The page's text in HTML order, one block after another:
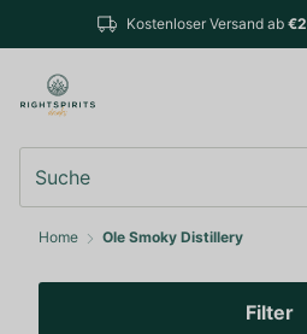
Netto Warenwert
Home Ole Smoky Distillery
Filter